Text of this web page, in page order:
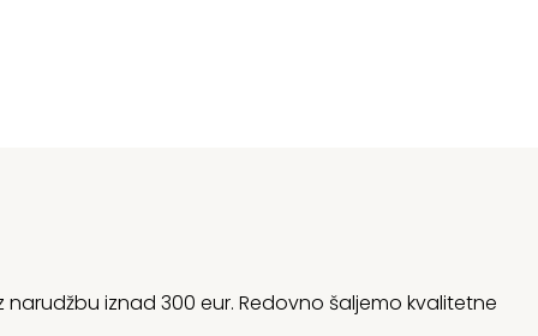
narudžbu iznad 300 eur. Redovno šaljemo kvalitetne